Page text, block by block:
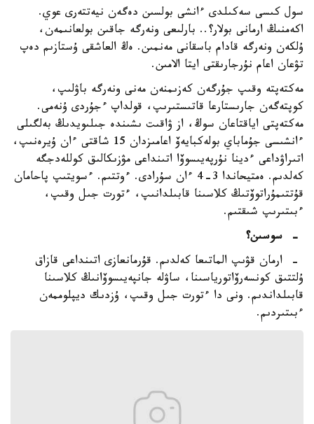
سول كىسى سەكىلدى ءانشى بولسىن دەگەن نيەتتەرى عوي.
اكەمنىڭ ارمانى بولار؟.. بارلىعى ونەرگە جاقىن بولعانىمەن،
ۇلكەن ونەرگە قادام باسقانى مەنمىن. ەڭ العاشقى ۇستازىم دەپ
تۋعان اعام نۇرجارىقتى ايتا الامىن.
مەكتەپتە وقىپ جۇرگەن كەزىمنەن مەنى ونەرگە باۋلىپ،
كوپتەگەن جارىستارعا قاتىستىرىپ، قولداپ ءجۇردى ۇنەمى.
مەكتەپتى اياقتاعان سوڭ، از ۋاقىت ىشىندە جىلىويدىڭ بەلگىلى
ءانشىسى جۇماباي بولەكبايەۆ اعامىزدان 15 شاقتى ءان ۇيرەنىپ،
اتىراۋداعى ءدينا نۇرپەيىسوۆا اتىنداعى مۋزىكالىق كوللەدجگە
كەلدىم. ەمتيحاندا 3-4 ءان سۇرادى. ءوتتىم. ءسويتىپ پاحامان
قۇتتىمۇراتوۆتىڭ كلاسىنا قابىلدانىپ، ءتورت جىل وقىپ،
ءبىتىرىپ شىقتىم.
- سوسىن؟
- ارمان قۋىپ الماتىعا كەلدىم. قۇرمانعازى اتىنداعى قازاق
ۇلتتىق كونسەرۆاتورياسىنا، ساۋلە جانپەيىسوۆانىڭ كلاسىنا
قابىلداندىم. ونى دا ءتورت جىل وقىپ، ۇزدىك ديپلوممەن
ءبىتىردىم.